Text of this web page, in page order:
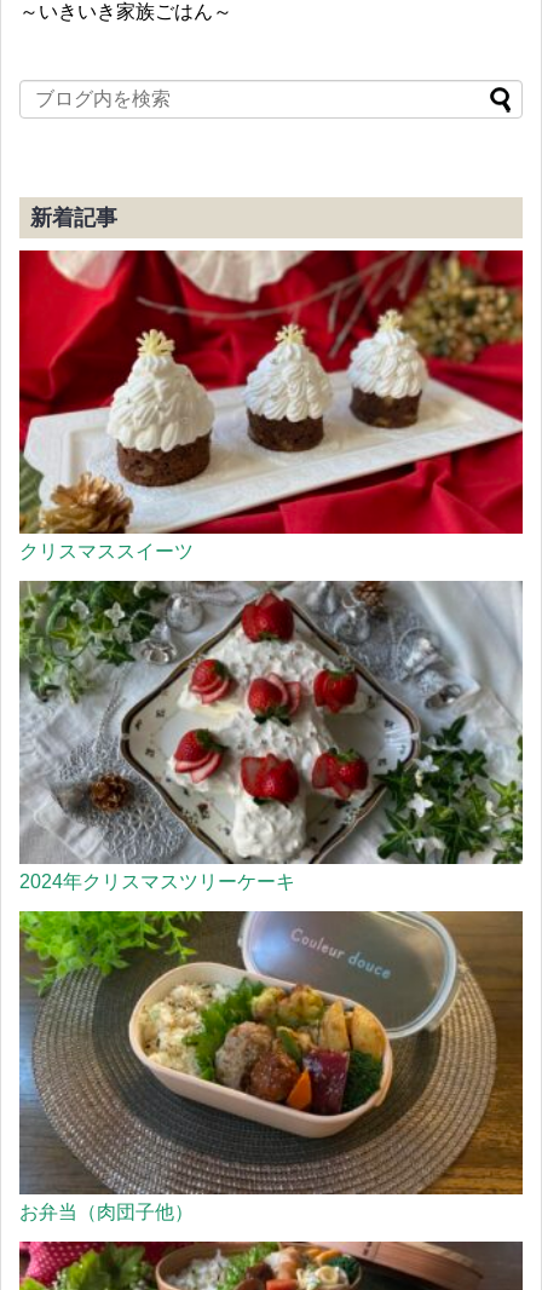
～いきいき家族ごはん～
新着記事
クリスマススイーツ
2024年クリスマスツリーケーキ
お弁当（肉団子他）